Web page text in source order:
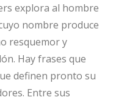
explora al hombre
nombre produce
resquemor y
Hay frases que
definen pronto su
Entre sus